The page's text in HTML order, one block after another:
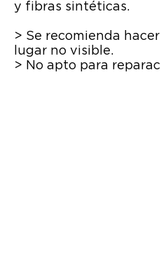
y fibras sintéticas.
> Se recomienda
lugar no visible.
> No apto para